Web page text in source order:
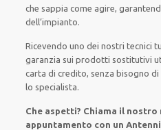
che sappiacome agire,
dell’impianto.
Ricevendo uno dei nostritecnici
garanzia sui prodotti sostitutivi
carta di credito, senza bisogno di
lo specialista.
Che aspetti? Chiama il
appuntamento con un